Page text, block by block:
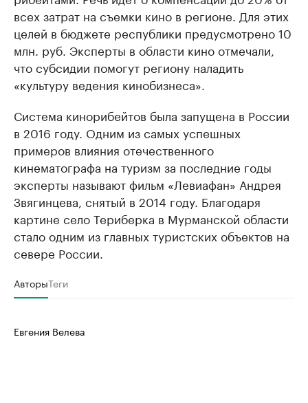
всех затрат на съемки кино в регионе. Для этих
целей в бюджете республики предусмотрено 10
млн. руб. Эксперты в области кино отмечали,
что субсидии помогут региону наладить
«культуру ведения кинобизнеса».
Система кинорибейтов была запущена в России
в 2016 году. Одним из самых успешных
примеров влияния отечественного
кинематографа на туризм за последние годы
эксперты называют фильм «Левиафан» Андрея
Звягинцева, снятый в 2014 году. Благодаря
картине село Териберка в Мурманской области
стало одним из главных туристских объектов на
севере России.
АвторыТеги
Евгения Велева